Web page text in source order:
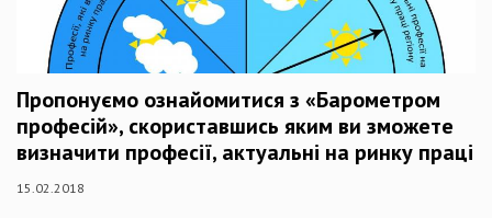
Пропонуємо ознайомитися з «Барометром
професій», скориставшись яким ви зможете
визначити професії, актуальні на ринку праці
15.02.2018